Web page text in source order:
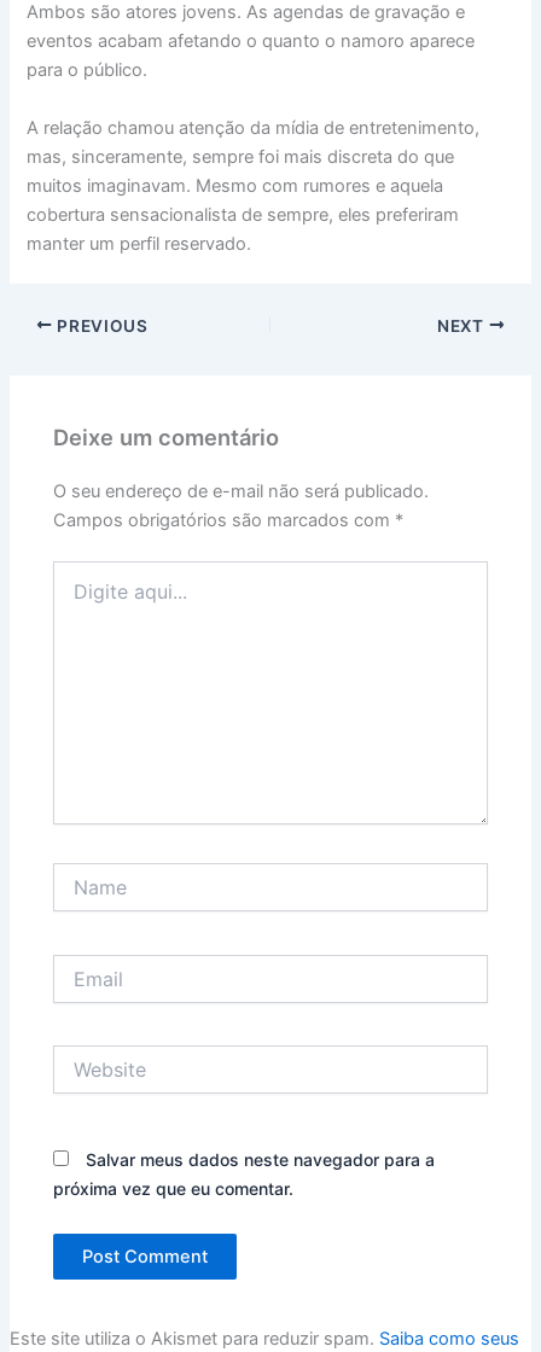
Ambos são atores jovens. As agendas de gravação e
eventos acabam afetando o quanto o namoro aparece
para o público.
A relação chamou atenção da mídia de entretenimento,
mas, sinceramente, sempre foi mais discreta do que
muitos imaginavam. Mesmo com rumores e aquela
cobertura sensacionalista de sempre, eles preferiram
manter um perfil reservado.
PREVIOUS NEXT
Deixe um comentário
O seu endereço de e-mail não será publicado.
Campos obrigatórios são marcados com *
aqui...
Salvar meus dados neste navegador para a
próxima vez que eu comentar.
Este site utiliza o Akismet para reduzir spam. Saiba como seus